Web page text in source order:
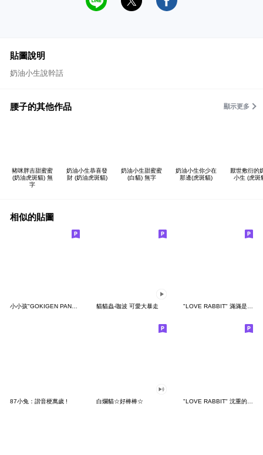
貼圖說明
奶油小生說幹話
腰子的其他作品 顯示更多
豬咪胖吉甜蜜蜜
(奶油虎斑貓) 無
字
奶油小生恭喜發
財 (奶油虎斑貓)
奶油小生甜蜜蜜
(白貓) 無字
奶油小生你少在
那邊(虎斑貓)
厭世敷衍的
小生 (虎斑
相似的貼圖
小小孩"GOKIGEN PANDA" 台灣版 貓貓蟲-咖波 可愛大暴走 "LOVE RABBIT" 滿滿是愛 台灣版
87小兔：諧音梗萬歲 ! 白爛貓☆好棒棒☆ "LOVE RABBIT" 沈重的愛 台灣版